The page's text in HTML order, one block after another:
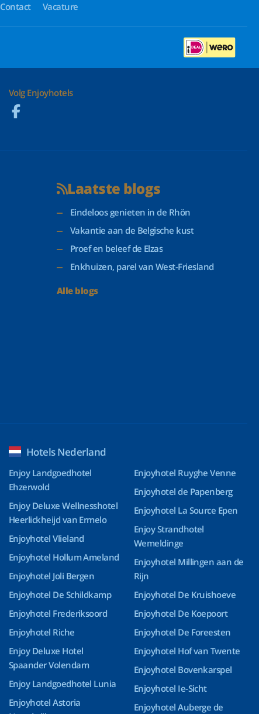
Contact Vacature
Volg Enjoyhotels
Laatste blogs
Eindeloos genieten in de Rhön
Vakantie aan de Belgische kust
Proef en beleef de Elzas
Enkhuizen, parel van West-Friesland
Alle blogs
Hotels Nederland
Enjoy Landgoedhotel
Ehzerwold
Enjoy Deluxe Wellnesshotel
Heerlickheijd van Ermelo
Enjoyhotel Vlieland
Enjoyhotel Hollum Ameland
Enjoyhotel Joli Bergen
Enjoyhotel De Schildkamp
Enjoyhotel Frederiksoord
Enjoyhotel Riche
Enjoy Deluxe Hotel
Spaander Volendam
Enjoy Landgoedhotel Lunia
Enjoyhotel Astoria
Enjoyhotel Ruyghe Venne
Enjoyhotel de Papenberg
Enjoyhotel La Source Epen
Enjoy Strandhotel
Wemeldinge
Enjoyhotel Millingen aan de
Rijn
Enjoyhotel De Kruishoeve
Enjoyhotel De Koepoort
Enjoyhotel De Foreesten
Enjoyhotel Hof van Twente
Enjoyhotel Bovenkarspel
Enjoyhotel Ie-Sicht
Enjoyhotel Auberge de